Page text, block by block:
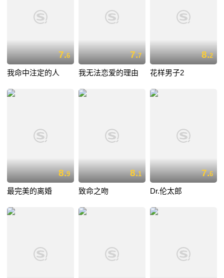
7.6
我命中注定的人
7.7
我无法恋爱的理由
8.2
花样男子2
8.9
最完美的离婚
8.1
致命之吻
7.6
Dr.伦太郎